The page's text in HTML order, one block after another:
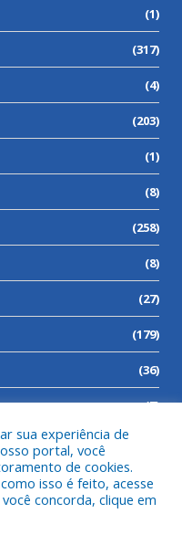
(1)
(317)
(4)
(203)
(1)
(8)
(258)
(8)
(27)
(179)
(36)
(7)
Municipal de Cumaru
sua experiência de
portal, você
de cookies.
isso é feito, acesse
você concorda, clique em